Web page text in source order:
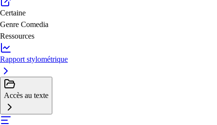
Certaine
Genre Comedia
Ressources
Rapport stylométrique
Accès au texte